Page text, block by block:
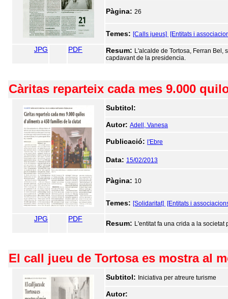
Pàgina: 26
Temes: [Calls jueus] [Entitats i
JPG PDF Resum: L'alcalde de Tortosa, Ferran
capdavant de la presidencia.
Càritas reparteix cada mes 9.000
Subtitol:
Autor: Adell, Vanesa
Publicació: l'Ebre
Data: 15/02/2013
Pàgina: 10
Temes: [Solidaritat] [Entitats i
JPG PDF
Resum: L'entitat fa una crida a la
El call jueu de Tortosa es mostra al
Subtitol: Iniciativa per atreure turisme
Autor: